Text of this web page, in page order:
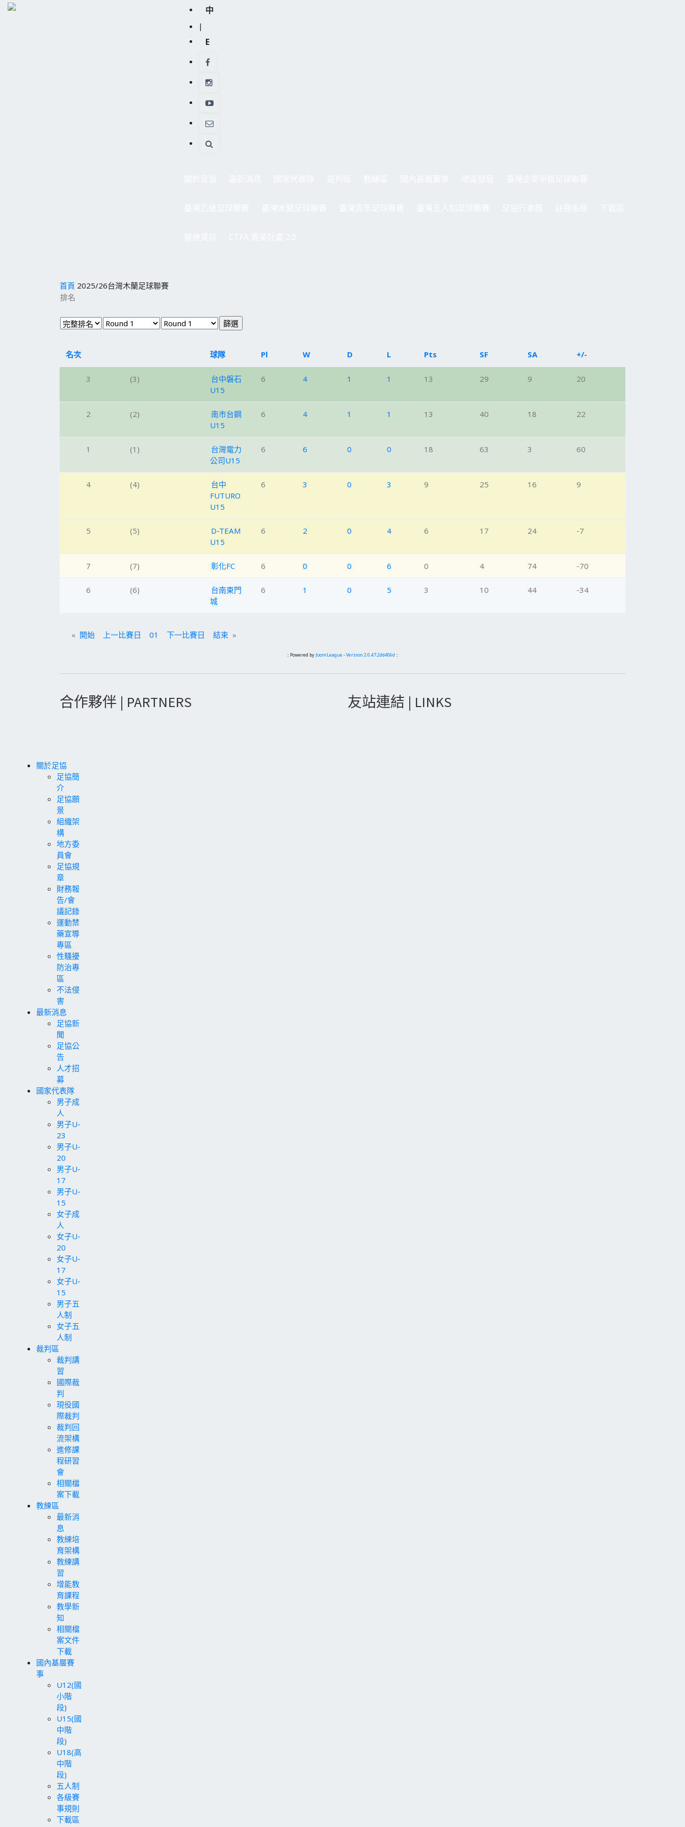
中
|
E
首頁 2025/26台灣木蘭足球聯賽
排名
名次 球隊 Pl W D L Pts SF SA +/-
3 (3)
台中磐石
U15
6 4 1 1 13 29 9 20
2 (2)
南市台鋼
U15
6 4 1 1 13 40 18 22
1 (1)
台灣電力
公司U15
6 6 0 0 18 63 3 60
4 (4)
台中
FUTURO
U15
6 3 0 3 9 25 16 9
5 (5)
D-TEAM
U15
6 2 0 4 6 17 24 -7
7 (7) 彰化FC 6 0 0 6 0 4 74 -70
6 (6)
台南東門
城
6 1 0 5 3 10 44 -34
« 開始 上一比賽日 01 下一比賽日 結束 »
:: Powered by JoomLeague -Version 2.0.47.2dd406d ::
合作夥伴 | PARTNERS 友站連結 | LINKS
關於足協
足協簡
介
足協願
景
組織架
構
地方委
員會
足協規
章
財務報
告/會
議記錄
運動禁
藥宣導
專區
性騷擾
防治專
區
不法侵
害
最新消息
足協新
聞
足協公
告
人才招
募
國家代表隊
男子成
人
男子U-
23
男子U-
20
男子U-
17
男子U-
15
女子成
人
女子U-
20
女子U-
17
女子U-
15
男子五
人制
女子五
人制
裁判區
裁判講
習
國際裁
判
現役國
際裁判
裁判回
流架構
進修課
程研習
會
相關檔
案下載
教練區
最新消
息
教練培
育架構
教練講
習
增能教
育課程
教學新
知
相關檔
案文件
下載
國內基層賽
事
U12(國
小階
段)
U15(國
中階
段)
U18(高
中階
段)
五人制
各級賽
事規則
下載區